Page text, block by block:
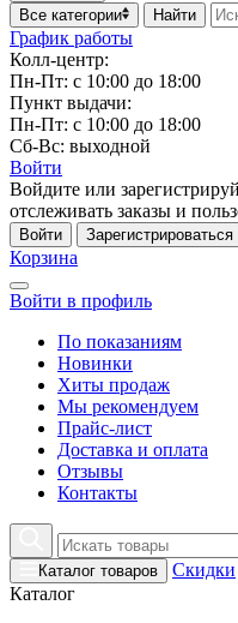
Все категории
Найти
График работы
Колл-центр:
Пн-Пт: с 10:00 до 18:00
Пункт выдачи:
Пн-Пт: с 10:00 до 18:00
Сб-Вс: выходной
Войти
Войдите или
отслеживать заказы и
Войти Зарегистрироваться
Корзина
Войти в профиль
По показаниям
Новинки
Хиты продаж
Мы рекомендуем
Прайс-лист
Доставка и оплата
Отзывы
Контакты
Каталог товаров
Скидки
Каталог